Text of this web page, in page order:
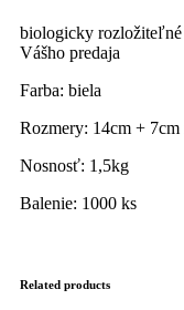
biologicky
Vášho predaja
Farba: biela
Rozmery: 14cm + 7cm
Nosnosť: 1,5kg
Balenie: 1000 ks
Related products